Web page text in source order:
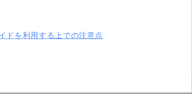
を利用する上での注意点